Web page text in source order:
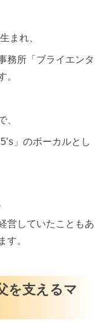
まれ、
務所「ブライエンタ
。
、
」のボーカルとし
営していたこともあ
す。
を支えるマ